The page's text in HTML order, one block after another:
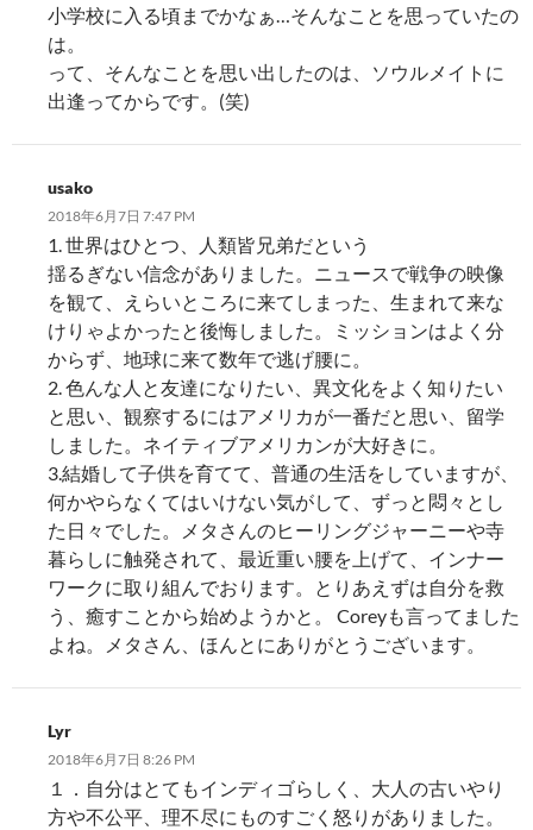
小学校に入る頃までかなぁ…そんなことを思っていたの
は。
って、そんなことを思い出したのは、ソウルメイトに
出逢ってからです。(笑)
usako
2018年6月7日 7:47 PM
1. 世界はひとつ、人類皆兄弟だという
揺るぎない信念がありました。ニュースで戦争の映像
を観て、えらいところに来てしまった、生まれて来な
けりゃよかったと後悔しました。ミッションはよく分
からず、地球に来て数年で逃げ腰に。
2. 色んな人と友達になりたい、異文化をよく知りたい
と思い、観察するにはアメリカが一番だと思い、留学
しました。ネイティブアメリカンが大好きに。
3.結婚して子供を育てて、普通の生活をしていますが、
何かやらなくてはいけない気がして、ずっと悶々とし
た日々でした。メタさんのヒーリングジャーニーや寺
暮らしに触発されて、最近重い腰を上げて、インナー
ワークに取り組んでおります。とりあえずは自分を救
う、癒すことから始めようかと。 Coreyも言ってました
よね。メタさん、ほんとにありがとうございます。
Lyr
2018年6月7日 8:26 PM
１．自分はとてもインディゴらしく、大人の古いやり
方や不公平、理不尽にものすごく怒りがありました。